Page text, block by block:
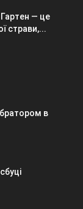
Гартен — це
страви,...
в